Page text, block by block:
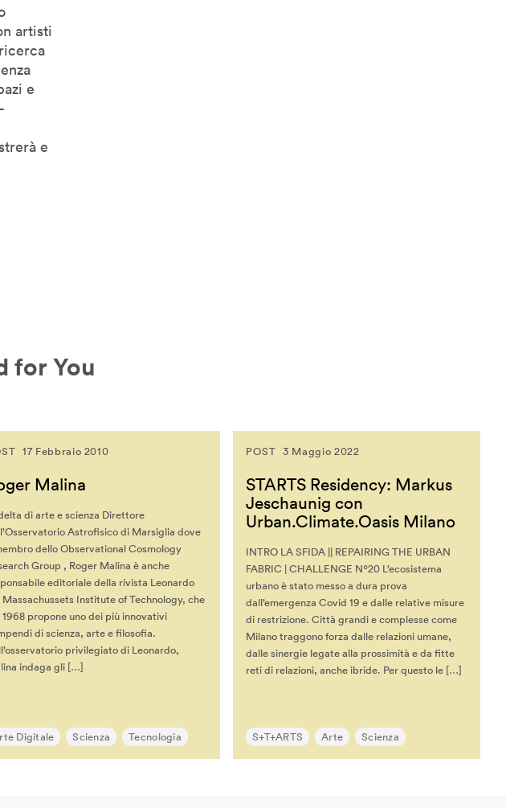
artisti
e
e
for You
17 Febbraio 2010
Malina
di arte e scienza Direttore
Astrofisico di Marsiglia dove
dello Observational Cosmology
Group , Roger Malina è anche
editoriale della rivista Leonardo
Massachussets Institute of Technology, che
1968 propone uno dei più innovativi
di scienza, arte e filosofia.
privilegiato di Leonardo,
indaga gli […]
Digitale Scienza Tecnologia
POST 3 Maggio 2022
STARTS Residency: Markus
Jeschaunig con
Urban.Climate.Oasis Milano
INTRO LA SFIDA || REPAIRING THE URBAN
FABRIC | CHALLENGE Nº20 L’ecosistema
urbano è stato messo a dura prova
dall’emergenza Covid 19 e dalle relative misure
di restrizione. Città grandi e complesse come
Milano traggono forza dalle relazioni umane,
dalle sinergie legate alla prossimità e da fitte
reti di relazioni, anche ibride. Per questo le […]
S+T+ARTS Arte Scienza